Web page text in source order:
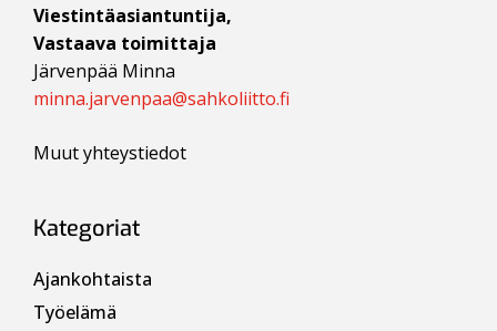
Viestintäasiantuntija,
Vastaava toimittaja
Järvenpää Minna
minna.jarvenpaa@sahkoliitto.fi
Muut yhteystiedot
Kategoriat
Ajankohtaista
Työelämä